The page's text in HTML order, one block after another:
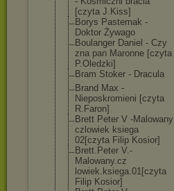
[czyta J.Kiss]
Borys Pasternak -
Doktor Żywago
Boulanger Daniel - Czy
zna pan Maronne [czyta
P.Oledzki]
Bram Stoker - Dracula
Brand Max -
Nieposkromieni [czyta
R.Faron]
Brett Peter V -Malowany
czlowiek ksiega
02[czyta Filip Kosior]
Brett.Peter V.-
Malowany.cz
lowiek.ksiega.01[czyta
Filip Kosior]